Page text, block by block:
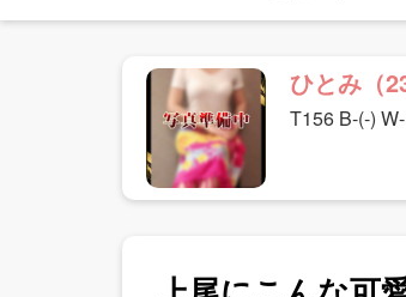
ひとみ（
T156 B-(-)